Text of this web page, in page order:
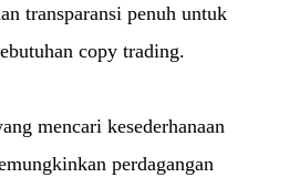
transparansi penuh untuk
copy trading.
mencari kesederhanaan
perdagangan